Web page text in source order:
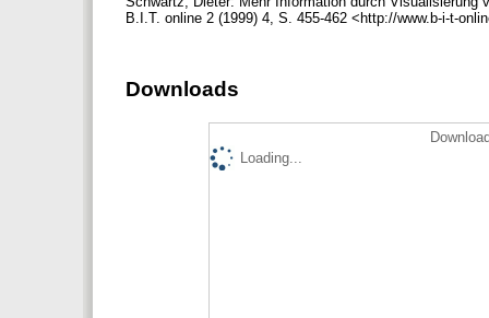
B.I.T. online 2 (1999) 4, S. 455-462 <http://www.b-i-t-
Downloads
Loading...